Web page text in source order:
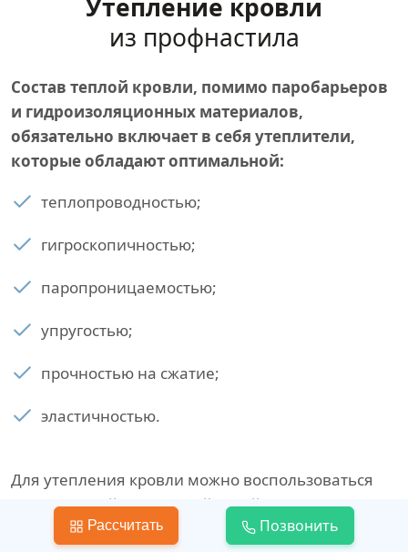
Утепление кровли
из профнастила
Состав теплой кровли, помимо паробарьеров
и гидроизоляционных материалов,
обязательно включает в себя утеплители,
которые обладают оптимальной:
теплопроводностью;
гигроскопичностью;
паропроницаемостью;
упругостью;
прочностью на сжатие;
эластичностью.
Для утепления кровли можно воспользоваться
минеральной и каменной ватой, сыпучими
материалами, пеноплэксом или пенопластом.
Рассчитать Позвонить